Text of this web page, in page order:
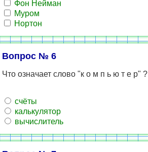
Фон Нейман
Муром
Нортон
Вопрос № 6
Что означает слово "к о м п ь ю т е р" ?
счёты
калькулятор
вычислитель